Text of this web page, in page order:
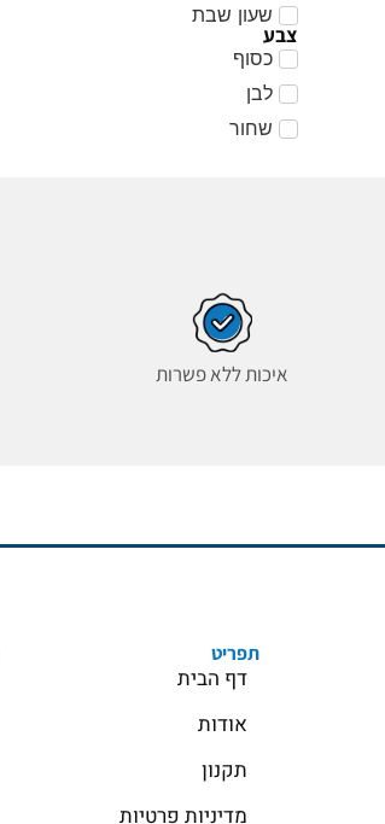
שעון שבת
צבע
כסוף
לבן
שחור
איכות ללא פשרות
תפריט
דף הבית
אודות
תקנון
מדיניות פרטיות